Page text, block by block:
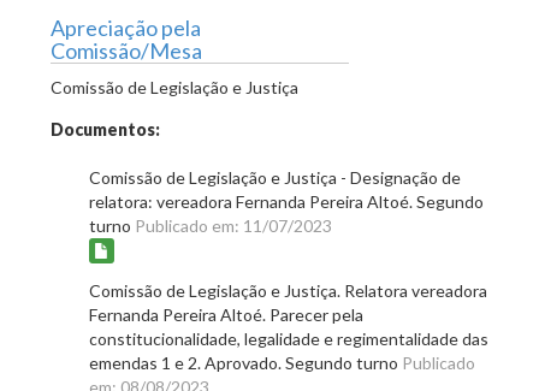
Apreciação pela
Comissão/Mesa
Comissão de Legislação e Justiça
Documentos:
Comissão de Legislação e Justiça - Designação de
relatora: vereadora Fernanda Pereira Altoé. Segundo
turno Publicado em: 11/07/2023
Comissão de Legislação e Justiça. Relatora vereadora
Fernanda Pereira Altoé. Parecer pela
constitucionalidade, legalidade e regimentalidade das
emendas 1 e 2. Aprovado. Segundo turno Publicado